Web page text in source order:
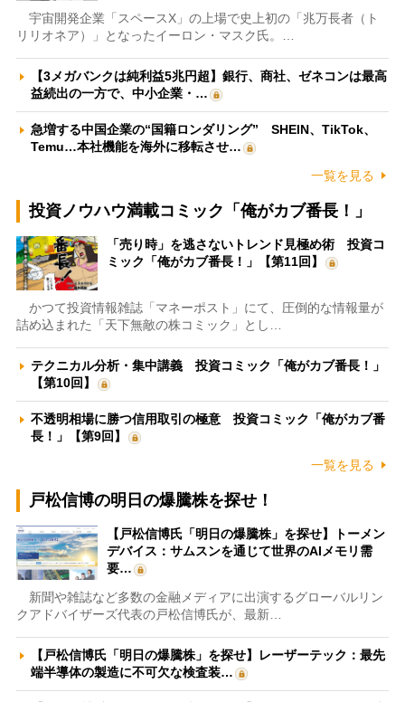
宇宙開発企業「スペースX」の上場で史上初の「兆万長者（ト
リリオネア）」となったイーロン・マスク氏。…
【3メガバンクは純利益5兆円超】銀行、商社、ゼネコンは最高
益続出の一方で、中小企業・…
急増する中国企業の“国籍ロンダリング” SHEIN、TikTok、
Temu…本社機能を海外に移転させ…
一覧を見る
投資ノウハウ満載コミック「俺がカブ番長！」
「売り時」を逃さないトレンド見極め術 投資コ
ミック「俺がカブ番長！」【第11回】
かつて投資情報雑誌「マネーポスト」にて、圧倒的な情報量が
詰め込まれた「天下無敵の株コミック」とし…
テクニカル分析・集中講義 投資コミック「俺がカブ番長！」
【第10回】
不透明相場に勝つ信用取引の極意 投資コミック「俺がカブ番
長！」【第9回】
一覧を見る
戸松信博の明日の爆騰株を探せ！
【戸松信博氏「明日の爆騰株」を探せ】トーメン
デバイス：サムスンを通じて世界のAIメモリ需
要…
新聞や雑誌など多数の金融メディアに出演するグローバルリン
クアドバイザーズ代表の戸松信博氏が、最新…
【戸松信博氏「明日の爆騰株」を探せ】レーザーテック：最先
端半導体の製造に不可欠な検査装…